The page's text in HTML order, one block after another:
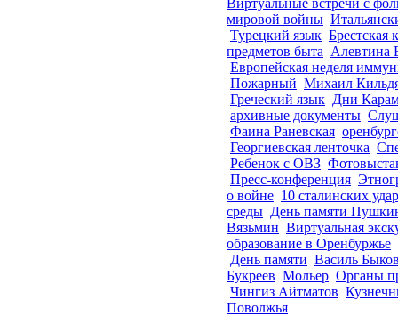
мировой войны
Турецкий язык Брестская
предметов быта Алевтина
Европейская неделя
Пожарный Михаил
Греческий язык Дни
архивные документы
Фаина Раневская
Георгиевская ленточка
Ребенок с ОВЗ
Пресс-конференция
о войне 10 сталинских
среды День памяти
Вязьмин Виртуальная
образование в Оренбуржье
День памяти Василь
Букреев Мольер Органы
Чингиз Айтматов
Поволжья